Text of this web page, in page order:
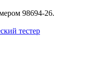
98694-26.